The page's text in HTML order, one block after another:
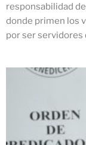
responsabilidad
donde primen los
por ser servidores